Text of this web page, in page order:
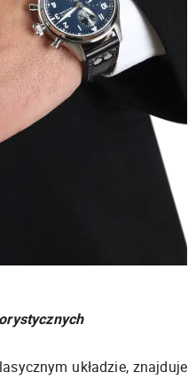
układzie, znajduje